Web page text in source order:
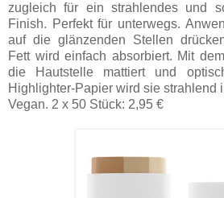
zugleich für ein strahlendes und
Finish. Perfekt für unterwegs.
auf die glänzenden Stellen
Fett wird einfach absorbiert. Mit
die Hautstelle mattiert und
Highlighter-Papier wird sie strahlend
Vegan. 2 x 50 Stück: 2,95 €